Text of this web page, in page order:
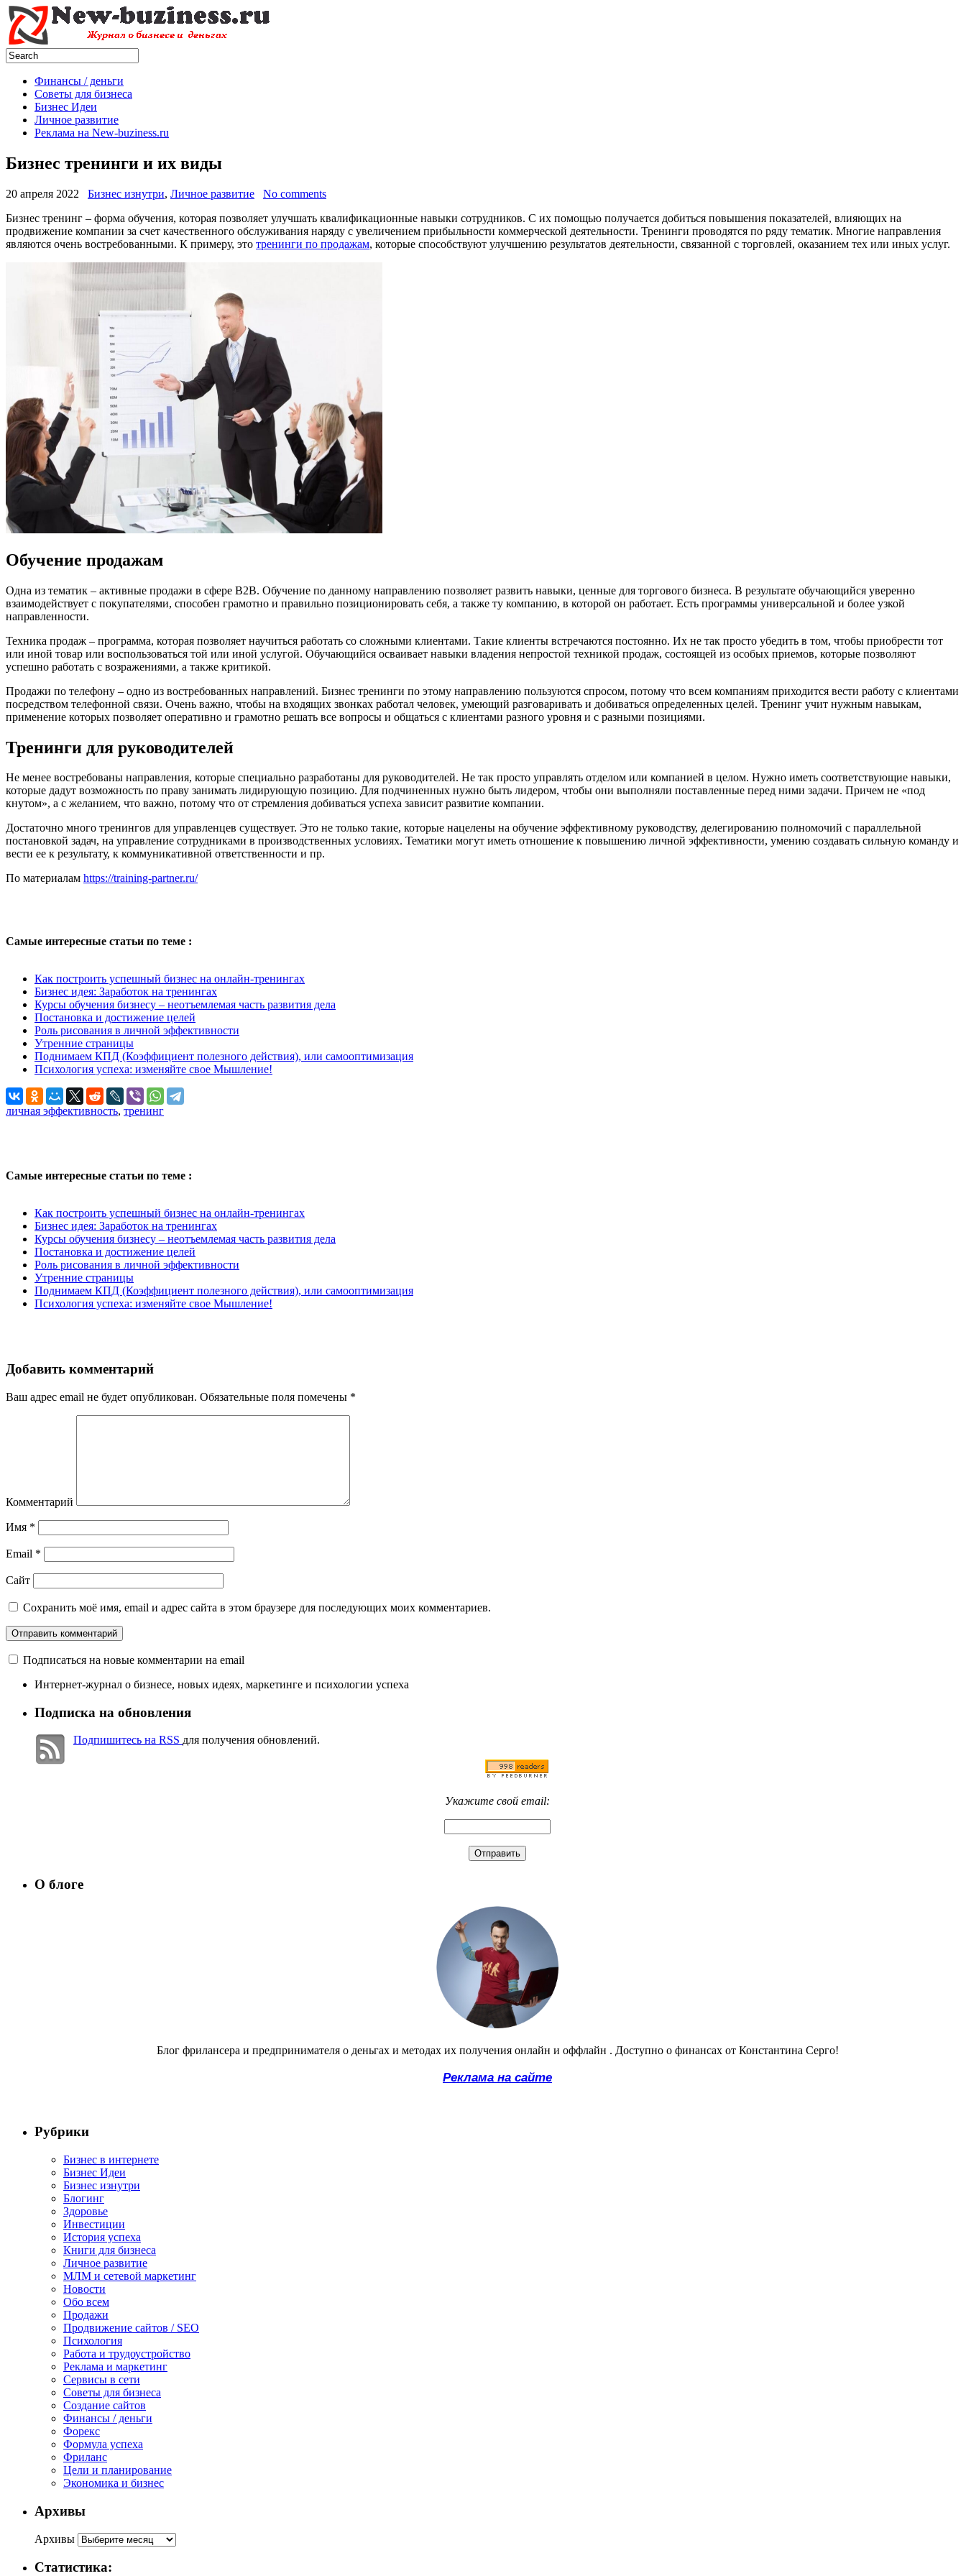
Финансы / деньги
Советы для бизнеса
Бизнес Идеи
Личное развитие
Реклама на New-buziness.ru
Бизнес тренинги и их виды
20 апреля 2022 Бизнес изнутри, Личное развитие
No comments
Бизнес тренинг – форма обучения, которая позволяет улучшать квалификационные навыки сотрудников. С их помощью получается добиться повышения показателей, влияющих на
продвижение компании за счет качественного обслуживания наряду с увеличением прибыльности коммерческой деятельности. Тренинги проводятся по ряду тематик. Многие направления
являются очень востребованными. К примеру, это тренинги по продажам, которые способствуют улучшению результатов деятельности, связанной с торговлей, оказанием тех или иных услуг.
Обучение продажам
Одна из тематик – активные продажи в сфере B2B. Обучение по данному направлению позволяет развить навыки, ценные для торгового бизнеса. В результате обучающийся уверенно
взаимодействует с покупателями, способен грамотно и правильно позиционировать себя, а также ту компанию, в которой он работает. Есть программы универсальной и более узкой
направленности.
Техника продаж – программа, которая позволяет научиться работать со сложными клиентами. Такие клиенты встречаются постоянно. Их не так просто убедить в том, чтобы приобрести тот
или иной товар или воспользоваться той или иной услугой. Обучающийся осваивает навыки владения непростой техникой продаж, состоящей из особых приемов, которые позволяют
успешно работать с возражениями, а также критикой.
Продажи по телефону – одно из востребованных направлений. Бизнес тренинги по этому направлению пользуются спросом, потому что всем компаниям приходится вести работу с клиентами
посредством телефонной связи. Очень важно, чтобы на входящих звонках работал человек, умеющий разговаривать и добиваться определенных целей. Тренинг учит нужным навыкам,
применение которых позволяет оперативно и грамотно решать все вопросы и общаться с клиентами разного уровня и с разными позициями.
Тренинги для руководителей
Не менее востребованы направления, которые специально разработаны для руководителей. Не так просто управлять отделом или компанией в целом. Нужно иметь соответствующие навыки,
которые дадут возможность по праву занимать лидирующую позицию. Для подчиненных нужно быть лидером, чтобы они выполняли поставленные перед ними задачи. Причем не «под
кнутом», а с желанием, что важно, потому что от стремления добиваться успеха зависит развитие компании.
Достаточно много тренингов для управленцев существует. Это не только такие, которые нацелены на обучение эффективному руководству, делегированию полномочий с параллельной
постановкой задач, на управление сотрудниками в производственных условиях. Тематики могут иметь отношение к повышению личной эффективности, умению создавать сильную команду и
вести ее к результату, к коммуникативной ответственности и пр.
По материалам https://training-partner.ru/
Самые интересные статьи по теме :
Как построить успешный бизнес на онлайн-тренингах
Бизнес идея: Заработок на тренингах
Курсы обучения бизнесу – неотъемлемая часть развития дела
Постановка и достижение целей
Роль рисования в личной эффективности
Утренние страницы
Поднимаем КПД (Коэффициент полезного действия), или самооптимизация
Психология успеха: изменяйте свое Мышление!
личная эффективность, тренинг
Самые интересные статьи по теме :
Как построить успешный бизнес на онлайн-тренингах
Бизнес идея: Заработок на тренингах
Курсы обучения бизнесу – неотъемлемая часть развития дела
Постановка и достижение целей
Роль рисования в личной эффективности
Утренние страницы
Поднимаем КПД (Коэффициент полезного действия), или самооптимизация
Психология успеха: изменяйте свое Мышление!
Добавить комментарий
Ваш адрес email не будет опубликован. Обязательные поля помечены *
Комментарий
Имя *
Email *
Сайт
Сохранить моё имя, email и адрес сайта в этом браузере для последующих моих комментариев.
Подписаться на новые комментарии на email
Интернет-журнал о бизнесе, новых идеях, маркетинге и психологии успеха
Подписка на обновления
Подпишитесь на RSS для получения обновлений.
Укажите свой email:
О блоге
Блог фрилансера и предпринимателя о деньгах и методах их получения онлайн и оффлайн . Доступно о финансах от Константина Серго!
Реклама на сайте
Рубрики
Бизнес в интернете
Бизнес Идеи
Бизнес изнутри
Блогинг
Здоровье
Инвестиции
История успеха
Книги для бизнеса
Личное развитие
МЛМ и сетевой маркетинг
Новости
Обо всем
Продажи
Продвижение сайтов / SEO
Психология
Работа и трудоустройство
Реклама и маркетинг
Сервисы в сети
Советы для бизнеса
Создание сайтов
Финансы / деньги
Форекс
Формула успеха
Фриланс
Цели и планирование
Экономика и бизнес
Архивы
Архивы
Статистика: